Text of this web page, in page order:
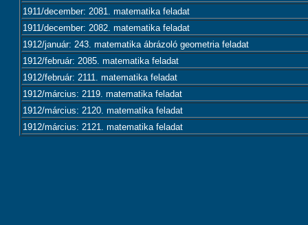
1911/december: 2081. matematika feladat
1911/december: 2082. matematika feladat
1912/január: 243. matematika ábrázoló geometria feladat
1912/február: 2085. matematika feladat
1912/február: 2111. matematika feladat
1912/március: 2119. matematika feladat
1912/március: 2120. matematika feladat
1912/március: 2121. matematika feladat